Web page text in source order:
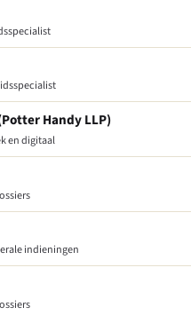
Handy LLP)
en digitaal
indieningen